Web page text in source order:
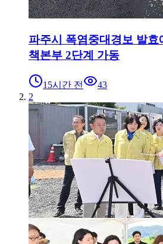
파주시 폭염중대경보 발효
책본부 2단계 가동
15시간 전
43
2